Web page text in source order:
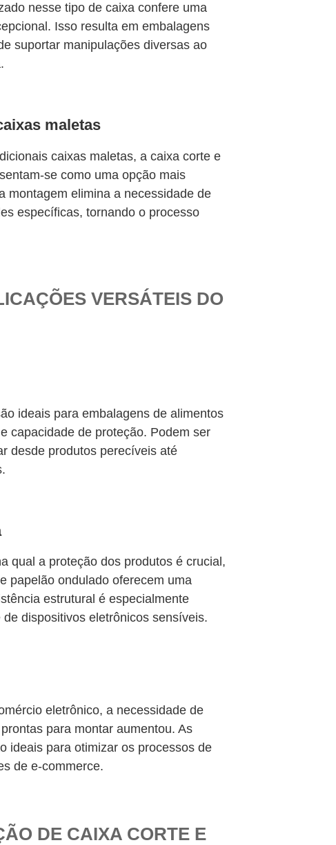
nesse tipo de caixa confere uma
Isso resulta em embalagens
suportar manipulações diversas ao
maletas
caixas maletas, a caixa corte e
se como uma opção mais
montagem elimina a necessidade de
específicas, tornando o processo
VERSÁTEIS DO
ideais para embalagens de alimentos
capacidade de proteção. Podem ser
desde produtos perecíveis até
qual a proteção dos produtos é crucial,
papelão ondulado oferecem uma
estrutural é especialmente
dispositivos eletrônicos sensíveis.
eletrônico, a necessidade de
para montar aumentou. As
ideais para otimizar os processos de
de e-commerce.
DE CAIXA CORTE E